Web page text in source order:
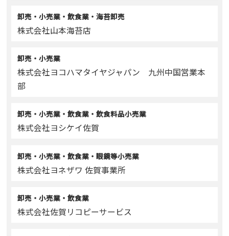
卸売・小売業・飲食業・海苔卸売
株式会社山本海苔店
卸売・小売業
株式会社ヨコハマタイヤジャパン 九州中国営業本
部
卸売・小売業・飲食業・飲食料品小売業
株式会社ヨシケイ佐賀
卸売・小売業・飲食業・眼鏡等小売業
株式会社ヨネザワ 佐賀事業所
卸売・小売業・飲食業
株式会社佐賀リコピーサービス